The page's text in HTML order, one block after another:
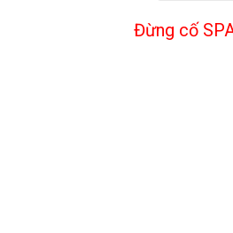
Đừng cố